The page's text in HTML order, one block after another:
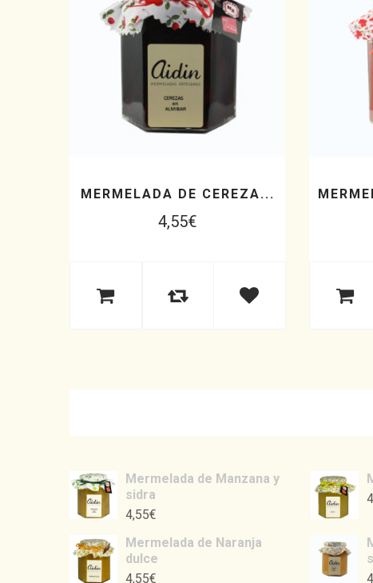
MERMELADA DE CEREZA...
4,55€
Mermelada de Manzana y
sidra
4,55€
Mermelada de Naranja
dulce
4,55€